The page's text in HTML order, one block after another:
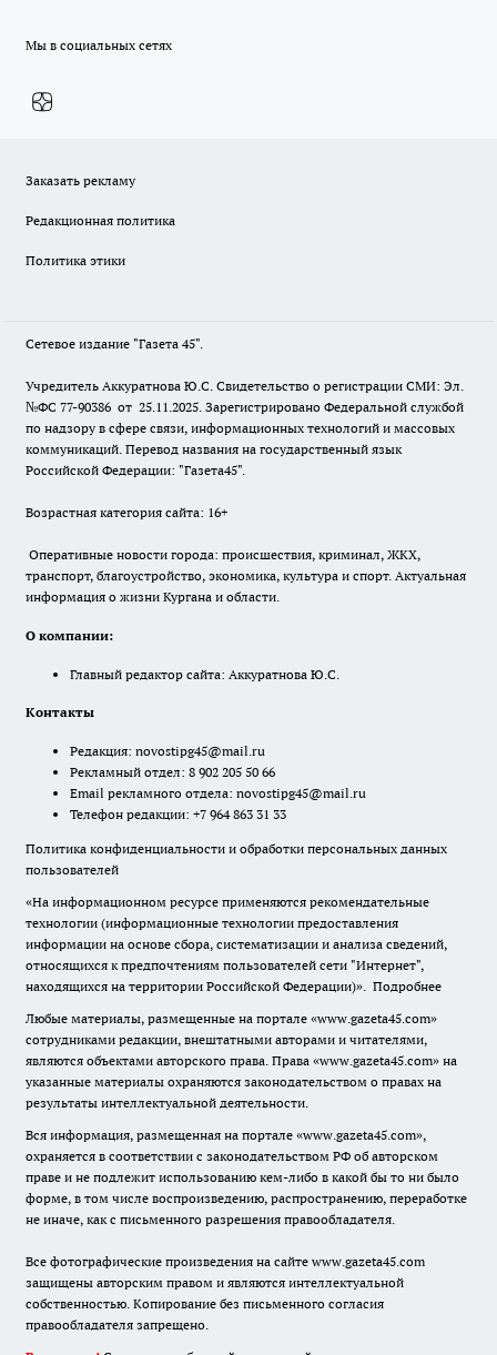
Мы в социальных сетях
Заказать рекламу
Редакционная политика
Политика этики
Сетевое издание "Газета 45".
Учредитель Аккуратнова Ю.С. Свидетельство о регистрации СМИ: Эл.
№ФС 77-90386 от 25.11.2025. Зарегистрировано Федеральной службой
по надзору в сфере связи, информационных технологий и массовых
коммуникаций. Перевод названия на государственный язык
Российской Федерации: "Газета45".
Возрастная категория сайта: 16+
Оперативные новости города: происшествия, криминал, ЖКХ,
транспорт, благоустройство, экономика, культура и спорт. Актуальная
информация о жизни Кургана и области.
О компании:
Главный редактор сайта: Аккуратнова Ю.С.
Контакты
Редакция: novostipg45@mail.ru
Рекламный отдел: 8 902 205 50 66
Email рекламного отдела: novostipg45@mail.ru
Телефон редакции: +7 964 863 31 33
Политика конфиденциальности и обработки персональных данных
пользователей
«На информационном ресурсе применяются рекомендательные
технологии (информационные технологии предоставления
информации на основе сбора, систематизации и анализа сведений,
относящихся к предпочтениям пользователей сети "Интернет",
находящихся на территории Российской Федерации)». Подробнее
Любые материалы, размещенные на портале «www.gazeta45.com»
сотрудниками редакции, внештатными авторами и читателями,
являются объектами авторского права. Права «www.gazeta45.com» на
указанные материалы охраняются законодательством о правах на
результаты интеллектуальной деятельности.
Вся информация, размещенная на портале «www.gazeta45.com»,
охраняется в соответствии с законодательством РФ об авторском
праве и не подлежит использованию кем-либо в какой бы то ни было
форме, в том числе воспроизведению, распространению, переработке
не иначе, как с письменного разрешения правообладателя.
Все фотографические произведения на сайте www.gazeta45.com
защищены авторским правом и являются интеллектуальной
собственностью. Копирование без письменного согласия
правообладателя запрещено.